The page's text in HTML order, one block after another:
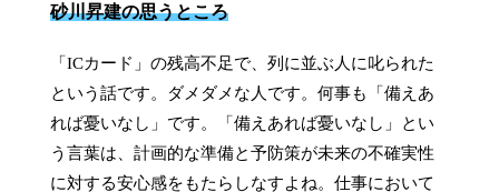
砂川昇建の思うところ
「ICカード」の残高不足で、列に並ぶ人に叱られた
という話です。ダメダメな人です。何事も「備えあ
れば憂いなし」です。「備えあれば憂いなし」とい
う言葉は、計画的な準備と予防策が未来の不確実性
に対する安心感をもたらしなすよね。仕事において